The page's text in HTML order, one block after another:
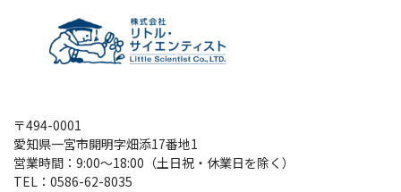
〒494-0001
愛知県一宮市開明字畑添17番地1
営業時間：9:00～18:00（土日祝・休業日を除く）
TEL： 0586-62-8035